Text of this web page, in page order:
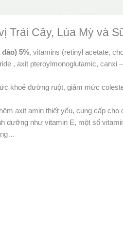
Trái Cây, Lúa Mỳ và
5%, vitamins (retinyl acetate,
, axit pteroylmonoglutamic,
khoẻ đường ruột, giảm mức
axit amin thiết yếu, cung cấp cho
dưỡng như vitamin E, một số